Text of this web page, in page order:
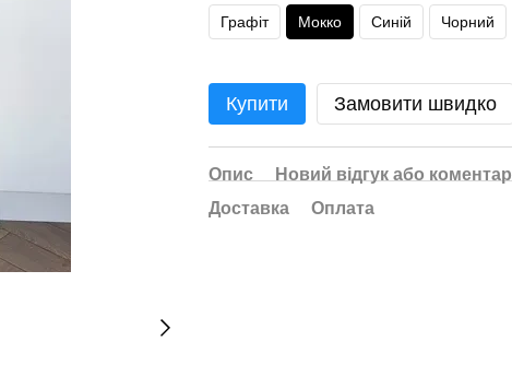
Графіт Мокко Синій Чорний
Купити Замовити швидко
Опис
Новий відгук або коментар
Доставка
Оплата